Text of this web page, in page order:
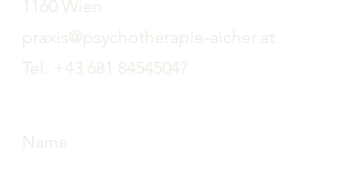
1160 Wien
praxis@psychotherapie-aicher.at
Tel:
+43 681 84545047